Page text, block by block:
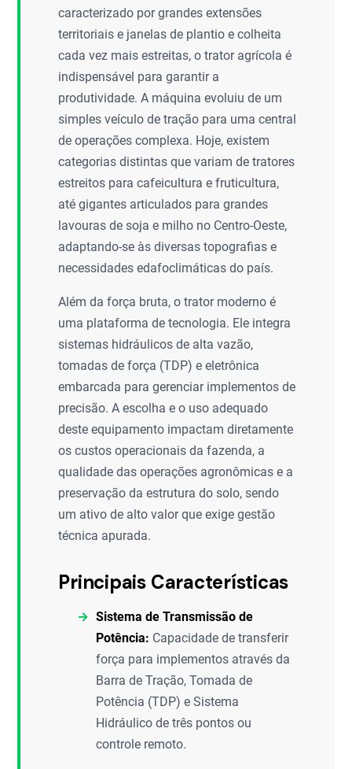
caracterizado por grandes extensões
territoriais e janelas de plantio e colheita
cada vez mais estreitas, o trator agrícola é
indispensável para garantir a
produtividade. A máquina evoluiu de um
simples veículo de tração para uma central
de operações complexa. Hoje, existem
categorias distintas que variam de tratores
estreitos para cafeicultura e fruticultura,
até gigantes articulados para grandes
lavouras de soja e milho no Centro-Oeste,
adaptando-se às diversas topografias e
necessidades edafoclimáticas do país.
Além da força bruta, o trator moderno é
uma plataforma de tecnologia. Ele integra
sistemas hidráulicos de alta vazão,
tomadas de força (TDP) e eletrônica
embarcada para gerenciar implementos de
precisão. A escolha e o uso adequado
deste equipamento impactam diretamente
os custos operacionais da fazenda, a
qualidade das operações agronômicas e a
preservação da estrutura do solo, sendo
um ativo de alto valor que exige gestão
técnica apurada.
Principais Características
Sistema de Transmissão de
Potência: Capacidade de transferir
força para implementos através da
Barra de Tração, Tomada de
Potência (TDP) e Sistema
Hidráulico de três pontos ou
controle remoto.